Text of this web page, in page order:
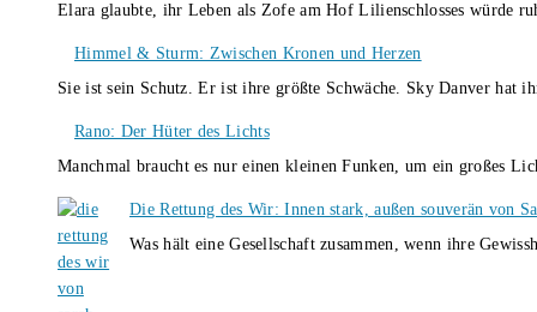
Elara glaubte, ihr Leben als Zofe am Hof Lilienschlosses würde
Himmel & Sturm: Zwischen Kronen und Herzen
Sie ist sein Schutz. Er ist ihre größte Schwäche. Sky Danver
Rano: Der Hüter des Lichts
Manchmal braucht es nur einen kleinen Funken, um ein großes
Die Rettung des Wir: Innen stark, außen souverän von
Was hält eine Gesellschaft zusammen, wenn ihre